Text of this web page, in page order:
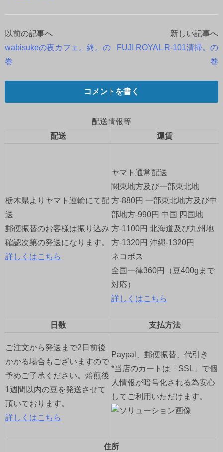
投
稿
ナ
ビ
ー
ン
以前の記事へ
wabisukeの夜カフェ。終。の
巻
新しい記事へ
FUJI ROYAL R-101清掃。の
巻
コメントを書く
配送情報等
配送
運賃
栃木県よりヤマト運輸にて配
送
郵便振替のお客様は振り込み
確認次第の発送になります。
詳しくはこちら
ヤマト通常配送
関東地方及び一部東北地
方-880円 一部東北地方及び中
部地方-990円 中国 四国地
方-1100円 北海道及び九州地
方-1320円 沖縄-1320円
ネコポス
全国一律360円（豆400gまで
対応）
詳しくはこちら
日数 支払方法
ご注文から発送まで2日前後
かかる場合もございますので
予めご了承ください。焙煎後
1週間以内の豆を発送させて
頂いております。
詳しくはこちら
Paypal、郵便振替、代引き
*当店のカートは「SSL」で個
人情報が暗号化される為安心
してご利用いただけます。
住所